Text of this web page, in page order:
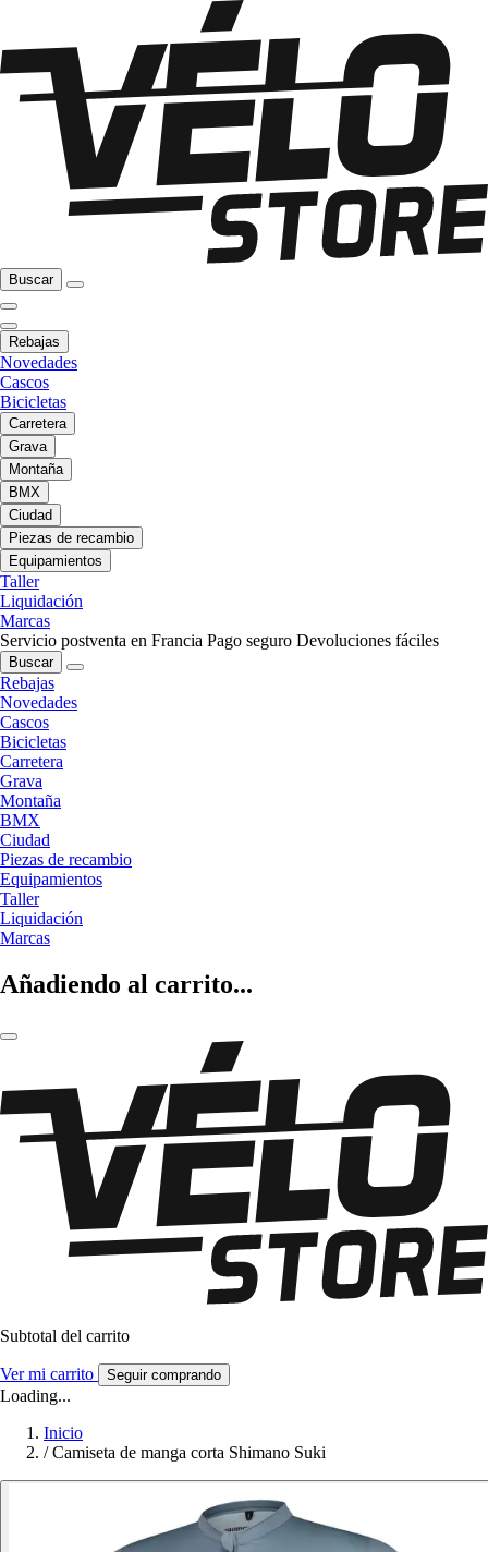
Buscar
Rebajas
Novedades
Cascos
Bicicletas
Carretera
Grava
Montaña
BMX
Ciudad
Piezas de recambio
Equipamientos
Taller
Liquidación
Marcas
Servicio postventa en Francia Pago seguro Devoluciones fáciles
Buscar
Rebajas
Novedades
Cascos
Bicicletas
Carretera
Grava
Montaña
BMX
Ciudad
Piezas de recambio
Equipamientos
Taller
Liquidación
Marcas
Añadiendo al carrito...
Subtotal del carrito
Ver mi carrito Seguir comprando
Loading...
Inicio
/ Camiseta de manga corta Shimano Suki